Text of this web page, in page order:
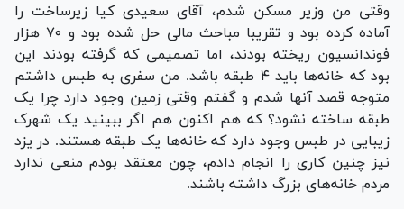
وقتی من وزیر مسکن شدم، آقای سعیدی کیا زیرساخت را
آماده کرده بود و تقریبا مباحث مالی حل شده بود و ۷۰ هزار
فوندانسیون ریخته بودند، اما تصمیمی که گرفته بودند این
بود که خانه‌ها باید ۴ طبقه باشد. من سفری به طبس داشتم
متوجه قصد آنها شدم و گفتم وقتی زمین وجود دارد چرا یک
طبقه ساخته نشود؟ که هم اکنون هم اگر ببینید یک شهرک
زیبایی در طبس وجود دارد که خانه‌ها یک طبقه هستند. در یزد
نیز چنین کاری را انجام دادم، چون معتقد بودم منعی ندارد
مردم خانه‌های بزرگ داشته باشند.